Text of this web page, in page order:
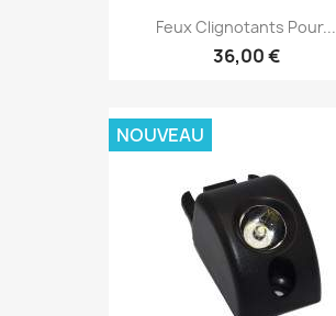
Feux Clignotants Pour...
36,00 €
NOUVEAU